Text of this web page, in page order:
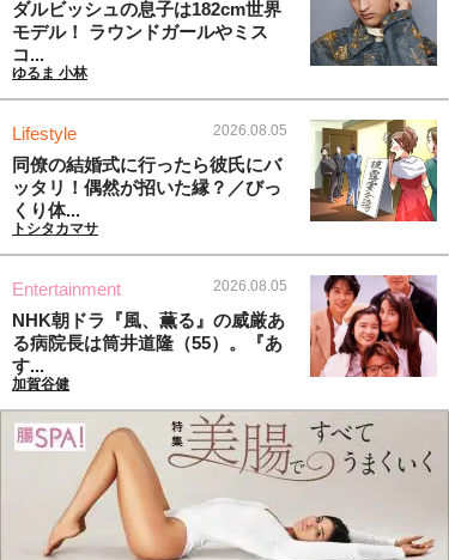
ダルビッシュの息子は182cm世界
モデル！ ラウンドガールやミス
コ...
ゆるま 小林
Lifestyle 2026.08.05
同僚の結婚式に行ったら彼氏にバ
ッタリ！偶然が招いた縁？／びっ
くり体...
トシタカマサ
Entertainment 2026.08.05
NHK朝ドラ『風、薫る』の威厳あ
る病院長は筒井道隆（55）。『あ
す...
加賀谷健